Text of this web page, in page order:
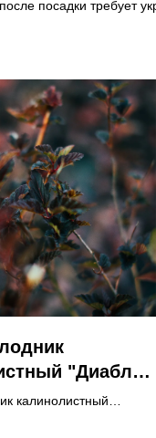
посадки требует
"Диабло"
оpulifolius
калинолистный